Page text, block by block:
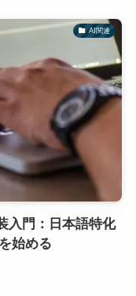
AI関連
入門：日本語特化
始める